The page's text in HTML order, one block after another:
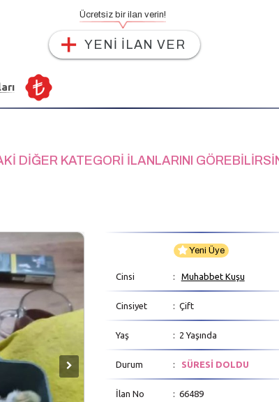
Ücretsiz bir ilan verin!
YENİ İLAN VER
DİĞER KATEGORİ İLANLARINI
Yeni Üye
Cinsi : Muhabbet Kuşu
Cinsiyet : Çift
Yaş : 2 Yaşında
Durum : SÜRESİ DOLDU
İlan No : 66489